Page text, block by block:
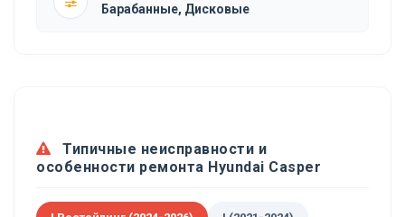
Барабанные, Дисковые
Типичные неисправности и
особенности ремонта Hyundai Casper